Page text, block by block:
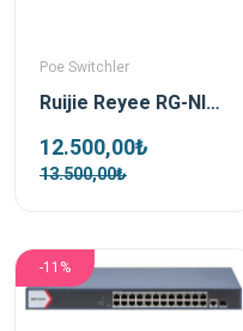
Poe Switchler
Ruijie Reyee RG-NIS3100-8GT2SFP-HP 8 Port Poe 2xSfp Gigabit Yönetilebilir Endüstriyel PoE Switch
12.500,00₺
13.500,00₺
-11%